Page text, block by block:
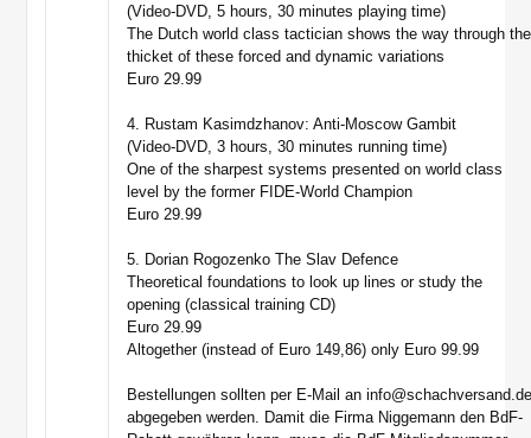
(Video-DVD, 5 hours, 30 minutes playing time)
The Dutch world class tactician shows the way through the
thicket of these forced and dynamic variations
Euro 29.99
4. Rustam Kasimdzhanov: Anti-Moscow Gambit
(Video-DVD, 3 hours, 30 minutes running time)
One of the sharpest systems presented on world class
level by the former FIDE-World Champion
Euro 29.99
5. Dorian Rogozenko The Slav Defence
Theoretical foundations to look up lines or study the
opening (classical training CD)
Euro 29.99
Altogether (instead of Euro 149,86) only Euro 99.99
Bestellungen sollten per E-Mail an
abgegeben werden. Damit die Firma Niggemann den BdF-